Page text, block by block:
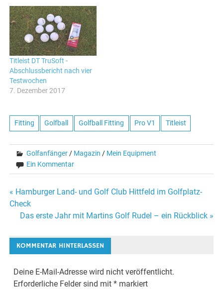
Titleist DT TruSoft -
Abschlussbericht nach vier
Testwochen
7. Dezember 2017
Fitting Golfball Golfball Fitting Pro V1 Titleist
Golfanfänger / Magazin / Mein Equipment
Ein Kommentar
Beitragsnavigation
« Hamburger Land- und Golf Club Hittfeld im Golfplatz-
Check
Das erste Jahr mit Martins Golf Rudel – ein Rückblick »
KOMMENTAR HINTERLASSEN
Deine E-Mail-Adresse wird nicht veröffentlicht.
Erforderliche Felder sind mit* markiert